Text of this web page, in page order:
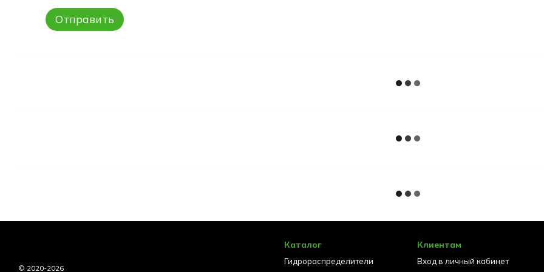
Отправить
© 2020-2026
Каталог
Гидрораспределители
Клиентам
Вход в личный кабинет